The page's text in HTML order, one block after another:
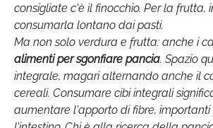
consigliate c'è il finocchio. Per la frutta,
consumarla lontano dai pasti.
Ma non solo verdura e frutta: anche i
alimenti per sgonfiare pancia. Spazio
integrale, magari alternando anche il
cereali. Consumare cibi integrali
aumentare l'apporto di fibre, importanti